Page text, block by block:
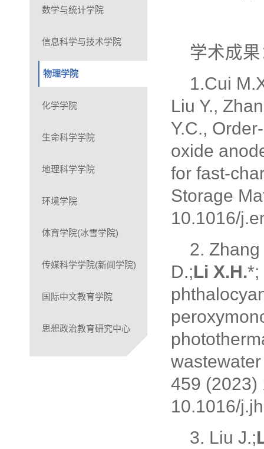
数学与统计学院
信息科学与技术学院
物理学院
化学学院
生命科学学院
地理科学学院
环境学院
体育学院(冰雪学院)
传媒科学学院(新闻学院)
国际中文教育学院
思想政治教育研究中心
学术成
1.Cui
Liu Y.,
Y.C.,
oxide
for fast-
Storage
10.1016/
2. Zhang
D.;Li X.H.*;
459 (2023)
10.1016/
3. Liu J.;